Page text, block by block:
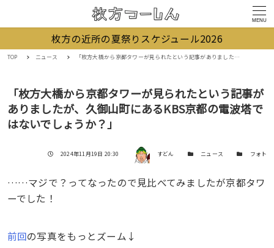
MENU
枚方の近所の夏祭りスケジュール2026
TOP ニュース 「枚方大橋から京都タワーが見られたという記事がありましたが、久御山町にあるKBS京都の電波塔ではないでしょうか？」
「枚方大橋から京都タワーが見られたという記事が
ありましたが、久御山町にあるKBS京都の電波塔で
はないでしょうか？」
投稿日
2024年11月19日 20:30 著者 すどん カテゴリー
ニュース カテゴリー
フォト
……マジで？ってなったので見比べてみましたが京都タワ
ーでした！
前回の写真をもっとズーム↓